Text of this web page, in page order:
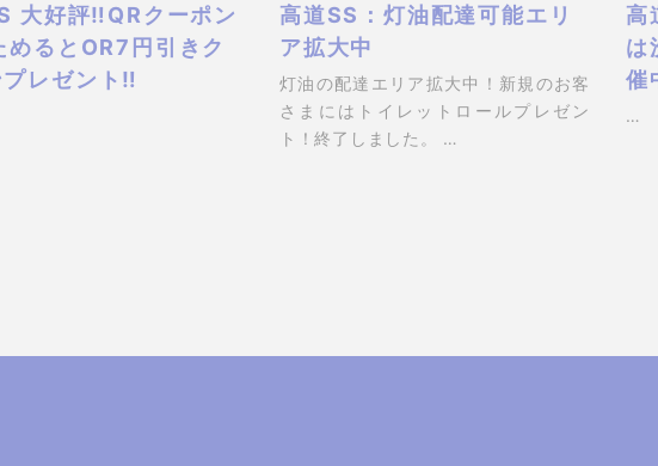
大好評‼QRクーポン
めるとOR7円引きク
レゼント‼
高道SS：灯油配達可能エリ
ア拡大中
灯油の配達エリア拡大中！新規のお客
さまにはトイレットロールプレゼン
ト！終了しました。 …
高
は
催
…